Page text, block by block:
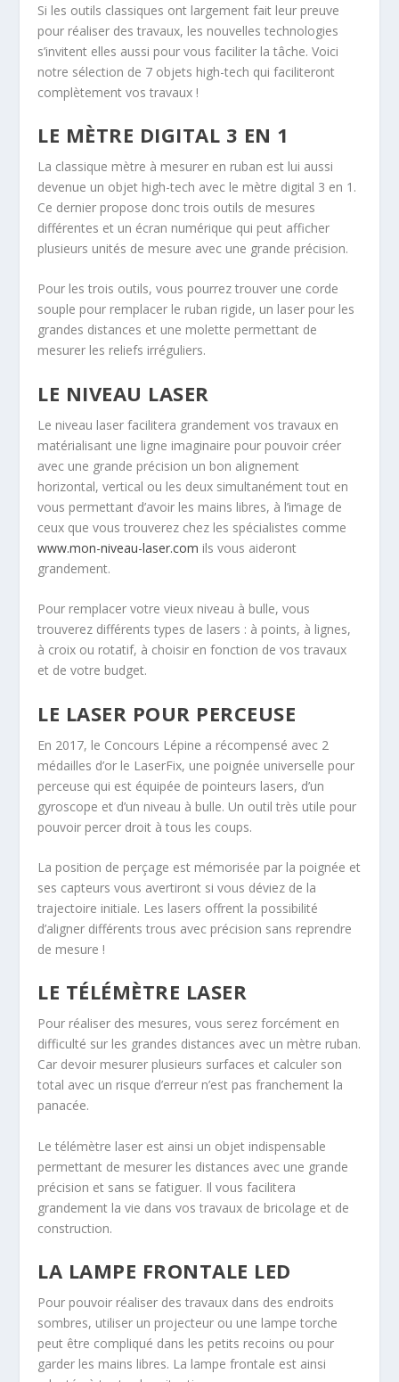
Si les outils classiques ont largement fait leur preuve
pour réaliser des travaux, les nouvelles technologies
s’invitent elles aussi pour vous faciliter la tâche. Voici
notre sélection de 7 objets high-tech qui faciliteront
complètement vos travaux !
LE MÈTRE DIGITAL 3 EN 1
La classique mètre à mesurer en ruban est lui aussi
devenue un objet high-tech avec le mètre digital 3 en 1.
Ce dernier propose donc trois outils de mesures
différentes et un écran numérique qui peut afficher
plusieurs unités de mesure avec une grande précision.
Pour les trois outils, vous pourrez trouver une corde
souple pour remplacer le ruban rigide, un laser pour les
grandes distances et une molette permettant de
mesurer les reliefs irréguliers.
LE NIVEAU LASER
Le niveau laser facilitera grandement vos travaux en
matérialisant une ligne imaginaire pour pouvoir créer
avec une grande précision un bon alignement
horizontal, vertical ou les deux simultanément tout en
vous permettant d’avoir les mains libres, à l’image de
ceux que vous trouverez chez les spécialistes comme
www.mon-niveau-laser.com ils vous aideront
grandement.
Pour remplacer votre vieux niveau à bulle, vous
trouverez différents types de lasers : à points, à lignes,
à croix ou rotatif, à choisir en fonction de vos travaux
et de votre budget.
LE LASER POUR PERCEUSE
En 2017, le Concours Lépine a récompensé avec 2
médailles d’or le LaserFix, une poignée universelle pour
perceuse qui est équipée de pointeurs lasers, d’un
gyroscope et d’un niveau à bulle. Un outil très utile pour
pouvoir percer droit à tous les coups.
La position de perçage est mémorisée par la poignée et
ses capteurs vous avertiront si vous déviez de la
trajectoire initiale. Les lasers offrent la possibilité
d’aligner différents trous avec précision sans reprendre
de mesure !
LE TÉLÉMÈTRE LASER
Pour réaliser des mesures, vous serez forcément en
difficulté sur les grandes distances avec un mètre ruban.
Car devoir mesurer plusieurs surfaces et calculer son
total avec un risque d’erreur n’est pas franchement la
panacée.
Le télémètre laser est ainsi un objet indispensable
permettant de mesurer les distances avec une grande
précision et sans se fatiguer. Il vous facilitera
grandement la vie dans vos travaux de bricolage et de
construction.
LA LAMPE FRONTALE LED
Pour pouvoir réaliser des travaux dans des endroits
sombres, utiliser un projecteur ou une lampe torche
peut être compliqué dans les petits recoins ou pour
garder les mains libres. La lampe frontale est ainsi